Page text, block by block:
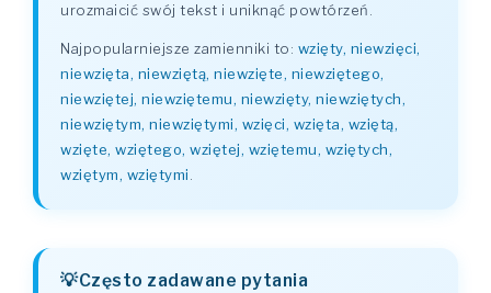
urozmaicić swój tekst i uniknąć powtórzeń.
Najpopularniejsze zamienniki to: wzięty, niewzięci,
niewzięta, niewziętą, niewzięte, niewziętego,
niewziętej, niewziętemu, niewzięty, niewziętych,
niewziętym, niewziętymi, wzięci, wzięta, wziętą,
wzięte, wziętego, wziętej, wziętemu, wziętych,
wziętym, wziętymi.
Często zadawane pytania